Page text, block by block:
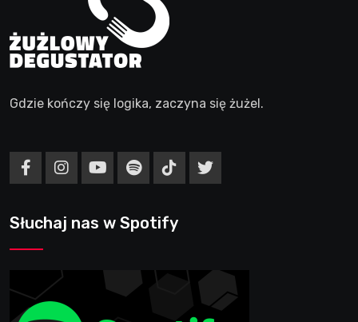
Gdzie kończy się logika, zaczyna się żużel.
Słuchaj nas w Spotify